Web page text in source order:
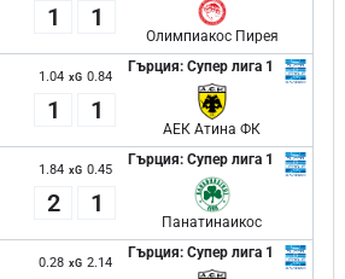
1 1
Олимпиакос Пирея
Гърция: Супер лига 1
1.04 xG 0.84
1 1
АЕК Атина ФК
Гърция: Супер лига 1
1.84 xG 0.45
2 1
Панатинаикос
Гърция: Супер лига 1
0.28 xG 2.14